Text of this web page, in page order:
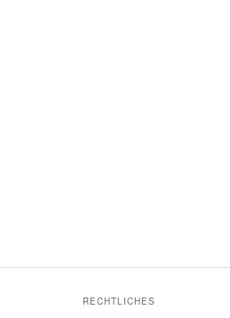
RECHTLICHES